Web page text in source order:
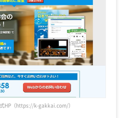
HP（https://k-gakkai.com/）